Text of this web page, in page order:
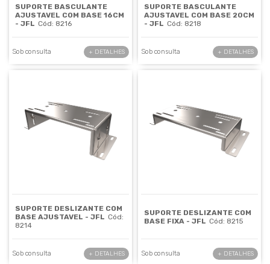
SUPORTE BASCULANTE
AJUSTAVEL COM BASE 16CM
- JFL Cód: 8216
Sob consulta + DETALHES
SUPORTE BASCULANTE
AJUSTAVEL COM BASE 20CM
- JFL Cód: 8218
Sob consulta + DETALHES
SUPORTE DESLIZANTE COM
BASE AJUSTAVEL - JFL Cód:
8214
Sob consulta + DETALHES
SUPORTE DESLIZANTE COM
BASE FIXA - JFL Cód: 8215
Sob consulta + DETALHES